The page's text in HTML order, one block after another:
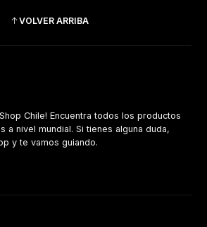
VOLVER ARRIBA
Chile! Encuentra todos los productos
a nivel mundial. Si tienes alguna duda,
y te vamos guiando.